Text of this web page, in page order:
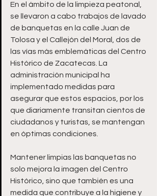
En el ámbito de la limpieza peatonal,
se llevaron a cabo trabajos de lavado
de banquetas en la calle Juan de
Tolosa y el Callejón del Moral, dos de
las vías más emblemáticas del Centro
Histórico de Zacatecas. La
administración municipal ha
implementado medidas para
asegurar que estos espacios, por los
que diariamente transitan cientos de
ciudadanos y turistas, se mantengan
en óptimas condiciones.
Mantener limpias las banquetas no
solo mejora la imagen del Centro
Histórico, sino que también es una
medida que contribuye a la higiene y